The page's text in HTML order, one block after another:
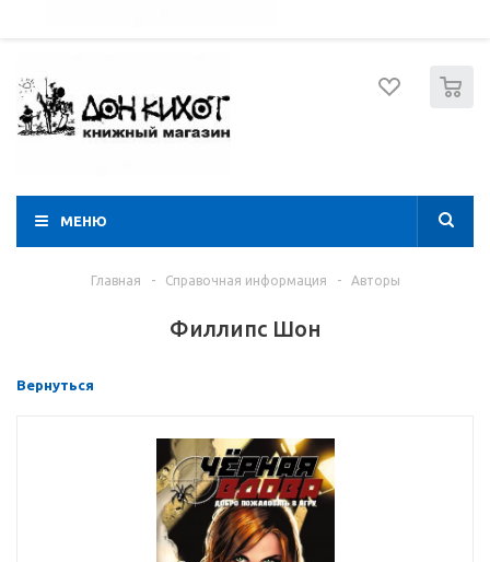
МЕНЮ
Главная - Справочная информация - Авторы
Филлипс Шон
Вернуться